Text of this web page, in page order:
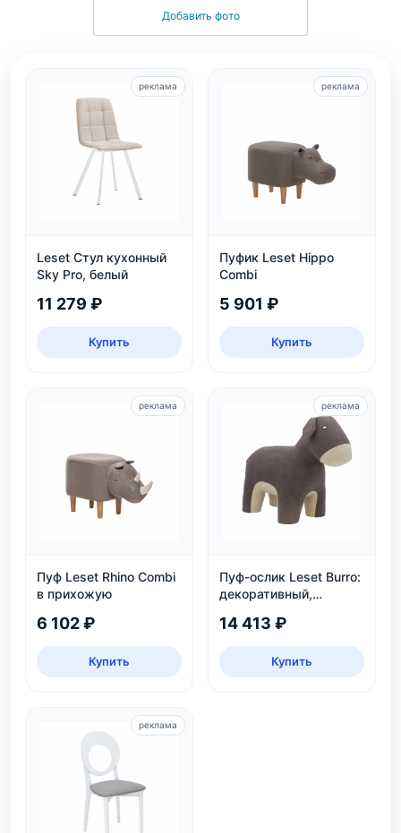
Добавить фото
Leset Стул кухонный
Sky Pro, белый
11 279 ₽
Купить
реклама
Пуфик Leset Hippo
Combi
5 901 ₽
Купить
реклама
Пуф Leset Rhino Combi
в прихожую
6 102 ₽
Купить
реклама
Пуф-ослик Leset Burro:
декоративный,
и детской
14 413 ₽
Купить
реклама
реклама